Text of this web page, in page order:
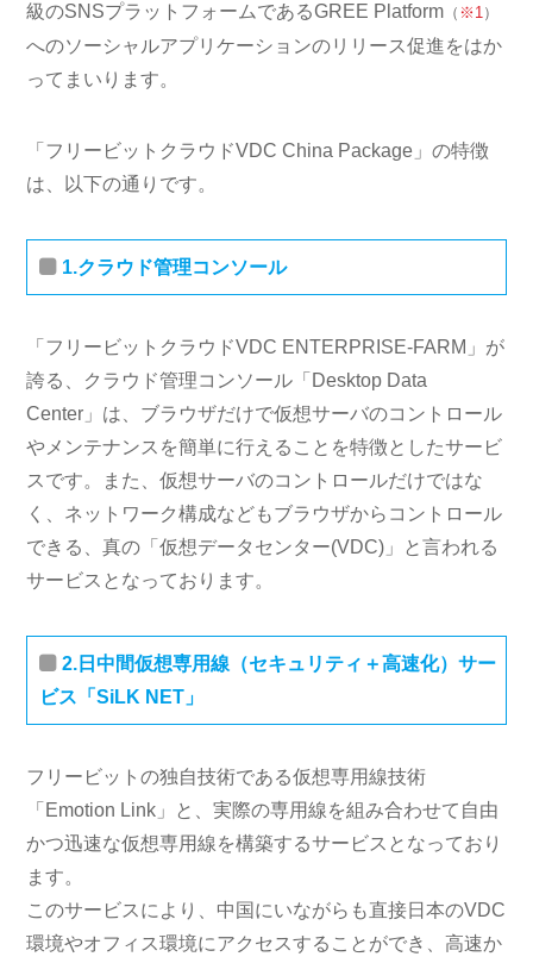
級のSNSプラットフォームであるGREE Platform （ ※1）
へのソーシャルアプリケーションのリリース促進をはか
ってまいります。
「フリービットクラウドVDC China Package」の特徴
は、以下の通りです。
1.クラウド管理コンソール
「フリービットクラウドVDC ENTERPRISE-FARM」が
誇る、クラウド管理コンソール「Desktop Data
Center」は、ブラウザだけで仮想サーバのコントロール
やメンテナンスを簡単に行えることを特徴としたサービ
スです。また、仮想サーバのコントロールだけではな
く、ネットワーク構成などもブラウザからコントロール
できる、真の「仮想データセンター(VDC)」と言われる
サービスとなっております。
2.日中間仮想専用線（セキュリティ＋高速化）サー
ビス「SiLK NET」
フリービットの独自技術である仮想専用線技術
「Emotion Link」と、実際の専用線を組み合わせて自由
かつ迅速な仮想専用線を構築するサービスとなっており
ます。
このサービスにより、中国にいながらも直接日本のVDC
環境やオフィス環境にアクセスすることができ、高速か